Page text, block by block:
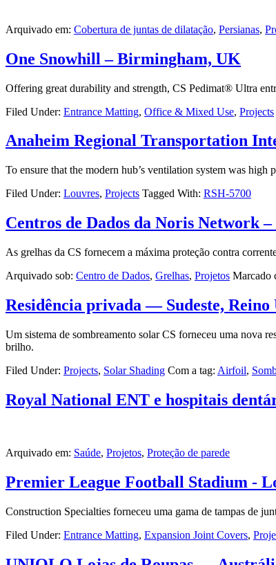
Arquivado em: Cobertura de juntas de dilatação, Persianas,
One Snowhill – Birmingham, UK
Offering great durability and strength, CS Pedimat® Ultra
Filed Under: Entrance Matting, Office & Mixed Use, Projects
Anaheim Regional Transportation
To ensure that the modern hub’s ventilation system was
Filed Under: Louvres, Projects Tagged With: RSH-5700
Centros de Dados da Noris Network
As grelhas da CS fornecem a máxima proteção contra
Arquivado sob: Centro de Dados, Grelhas, Projetos Marcado
Residência privada — Sudeste, Reino
Um sistema de sombreamento solar CS forneceu uma nova
brilho.
Filed Under: Projects, Solar Shading Com a tag: Airfoil,
Royal National ENT e hospitais
Arquivado em: Saúde, Projetos, Proteção de parede
Premier League Football Stadium -
Construction Specialties forneceu uma gama de tampas de
Filed Under: Entrance Matting, Expansion Joint Covers,